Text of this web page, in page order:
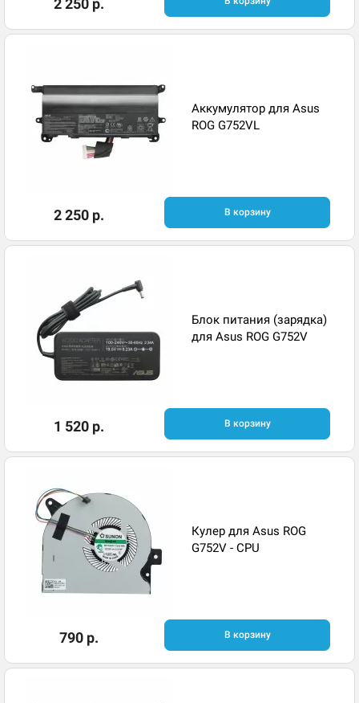
2 250 р.
Аккумулятор для Asus
ROG G752VL
2 250 р. В корзину
Блок питания (зарядка)
для Asus ROG G752V
1 520 р. В корзину
Кулер для Asus ROG
G752V - CPU
790 р. В корзину